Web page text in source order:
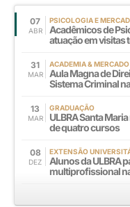
07
ABR
PSICOLOGIA E
Acadêmicos de
atuação em visitas
31
MAR
ACADEMIA & MERCADO
Aula Magna de
Sistema Criminal
13
MAR
GRADUAÇÃO
ULBRA Santa
de quatro cursos
08
DEZ
EXTENSÃO
Alunos da ULBRA
multiprofissional